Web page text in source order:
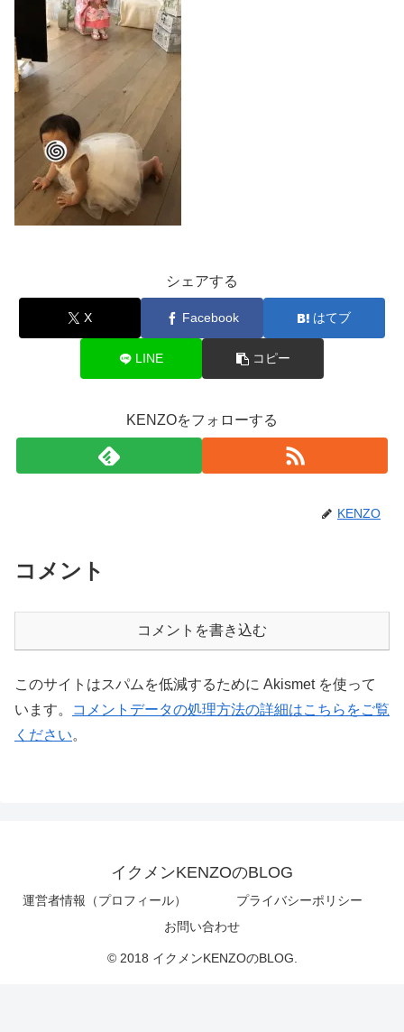
シェアする
X Facebook はてブ
LINE コピー
KENZOをフォローする
KENZO
コメント
コメントを書き込む
このサイトはスパムを低減するために Akismet を使って
います。
コメントデータの処理方法の詳細はこちらをご覧
ください。
イクメンKENZOのBLOG
運営者情報（プロフィール）
プライバシーポリシー
お問い合わせ
© 2018 イクメンKENZOのBLOG.